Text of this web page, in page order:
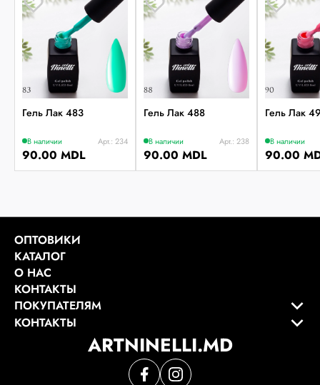
Гель Лак 483
В наличии Арт.: 234
90.00 MDL
Гель Лак 488
В наличии Арт.: 238
90.00 MDL
Гель Лак
В наличии
90.00
ARTNINELLI.MD
ОПТОВИКИ
КАТАЛОГ
О НАС
КОНТАКТЫ
ПОКУПАТЕЛЯМ
КОНТАКТЫ